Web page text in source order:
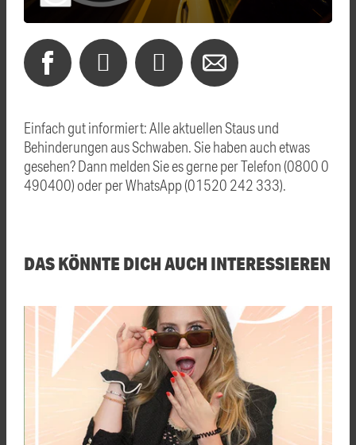
Einfach gut informiert: Alle aktuellen Staus und
Behinderungen aus Schwaben. Sie haben auch etwas
gesehen? Dann melden Sie es gerne per Telefon (0800 0
490400) oder per WhatsApp (01520 242 333).
DAS KÖNNTE DICH AUCH INTERESSIEREN